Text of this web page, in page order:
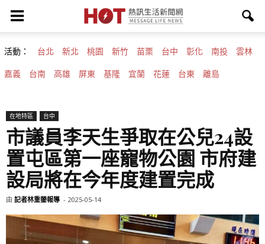
活動： 台北 新北 桃園 新竹 苗栗 台中 彰化 南投 雲林
嘉義 台南 高雄 屏東 基隆 宜蘭 花蓮 台東 離島
在地特區 台中
市議員李天生爭取在公兒24設
置屯區第一座寵物公園 市府建
設局將在今年度建置完成
由 記者林重鎣報導 - 2025-05-14